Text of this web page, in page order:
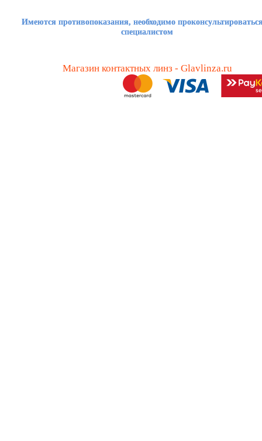
Имеются противопоказания, необходимо
специалистом
Магазин контактных линз - Glavlinza.ru